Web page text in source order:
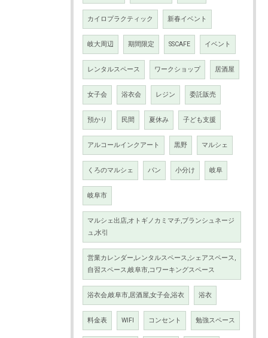
カイロプラクティック 新春イベント
岐大周辺 期間限定 SSCAFE イベント
レンタルスペース ワークショップ 居酒屋
女子会 浴衣会 レジン 委託販売
預かり 民間 夏休み 子ども支援
アルコールインクアート 黒野 マルシェ
くろのマルシェ パン 小分け 岐阜
岐阜市
マルシェ出店,オトギノカミマチ,ブランシュネージ
ュ,水引
営業カレンダー,レンタルスペース,シェアスペース,
自習スペース,岐阜市,コワーキングスペース
浴衣会,岐阜市,居酒屋,女子会,浴衣 浴衣
料金表 WIFI コンセント 勉強スペース